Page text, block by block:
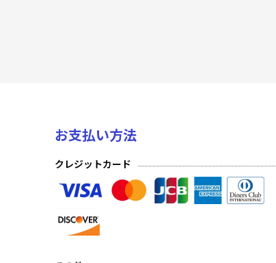
俺だけレベルアップな件
学園アイドルマスター Vol.2
魔都精兵のスレイブ
プレシャスブースターパック 勝利の女神：NIKKE
お支払い方法
クレジットカード